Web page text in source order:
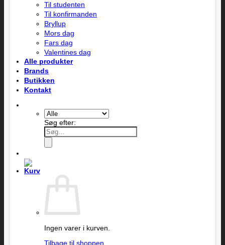
Til studenten
Til konfirmanden
Bryllup
Mors dag
Fars dag
Valentines dag
Alle produkter
Brands
Butikken
Kontakt
Søg efter:
Ingen varer i kurven.
Tilbage til shoppen